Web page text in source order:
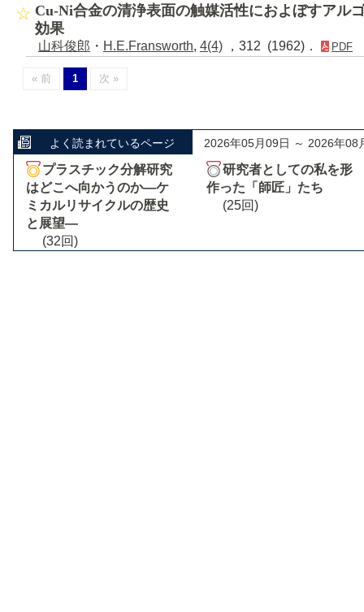
Cu-Ni合金の清浄表面の触媒活性におよぼすアル
効果
山科俊郎 ・ H.E.Fransworth, 4(4) ，312 (1962)． PDF
« 前 1 次 »
よく読まれているページ 2026年05月09日 ～ 2026年08
プラスチック分解研究
はどこへ向かうのか―ケ
ミカルリサイクルの歴史
と展望―
(32回)
研究者としての私を形
作った「師匠」たち
(25回)